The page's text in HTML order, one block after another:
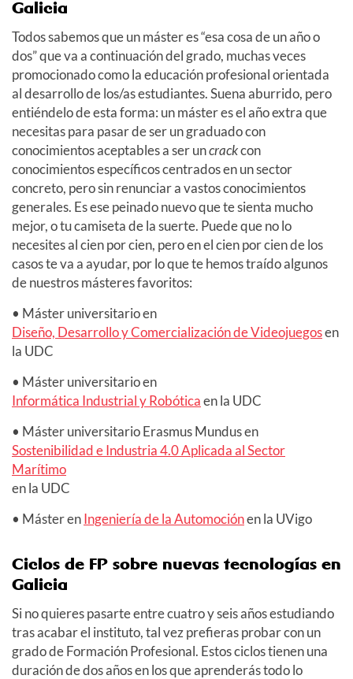
Galicia
Todos sabemos que un máster es “esa cosa de un año o
dos” que va a continuación del grado, muchas veces
promocionado como la educación profesional orientada
al desarrollo de los/as estudiantes. Suena aburrido, pero
entiéndelo de esta forma: un máster es el año extra que
necesitas para pasar de ser un graduado con
conocimientos aceptables a ser uncrackcon
conocimientos específicos centrados en un sector
concreto, pero sin renunciar a vastos conocimientos
generales. Es ese peinado nuevo que te sienta mucho
mejor, o tu camiseta de la suerte. Puede que no lo
necesites al cien por cien, pero en el cien por cien de los
casos te va a ayudar, por lo que te hemos traído algunos
de nuestros másteres favoritos:
• Máster universitario en
Diseño, Desarrollo y Comercialización de Videojuegosen
la UDC
• Máster universitario en
Informática Industrial y Robóticaen la UDC
• Máster universitario Erasmus Mundus en
Sostenibilidad e Industria 4.0 Aplicada al Sector
Marítimo
en la UDC
• Máster enIngeniería de la Automociónen la UVigo
Ciclos de FP sobre nuevas tecnologías en
Galicia
Si no quieres pasarte entre cuatro y seis años estudiando
tras acabar el instituto, tal vez prefieras probar con un
grado de Formación Profesional. Estos ciclos tienen una
duración de dos años en los que aprenderás todo lo